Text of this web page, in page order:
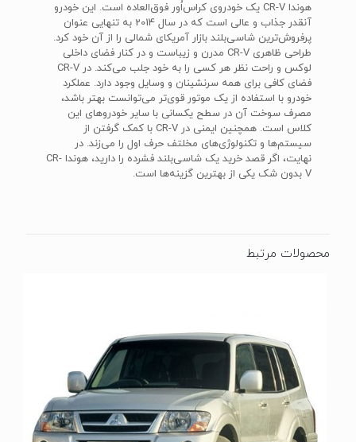
هوندا CR-V یک خودروی کراس‌اُور فوق‌العاده است. این خودرو
آنقدر جذاب و عالی است که در سال 2014 به تنهایی عنوان
پرفروش‌ترین شاسی‌بلند بازار آمریکای شمالی را از آن خود کرد.
طراحی ظاهری CR-V مدرن و زیباست و در کنار فضای داخلی
لوکس و راحت نظر هر کسی را به خود جلب می‌کند. در CR-V
فضای کافی برای همه‌ سرنشینان و وسایل وجود دارد. عملکرد
خودرو با استفاده از یک موتور قوی‌تر می‌توانست بهتر باشد،
مصرف سوخت آن در سطح یکسانی با سایر خودروهای این
کلاس است. همچنین ایمنی در CR-V با کمک گرفتن از
سیستم‌ها و تکنولوژی‌های مخلتف حرف اول را می‌زند. در
نهایت، اگر قصد خرید یک شاسی‌بلند فشرده را دارید، هوندا CR-
V بدون شک یکی از بهترین گزینه‌ها است.
محصولات مرتبط